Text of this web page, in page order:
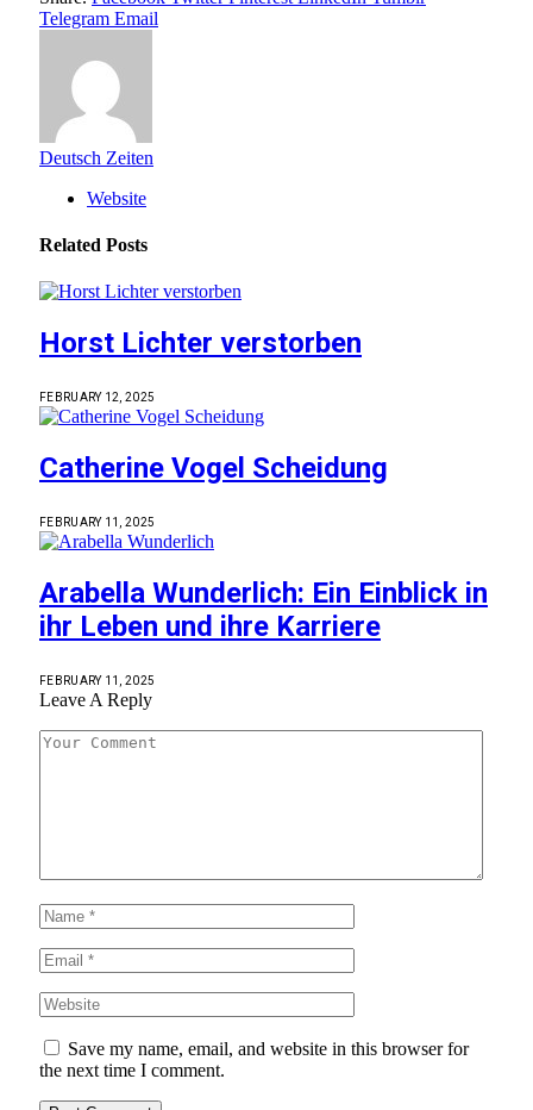
Telegram Email
Deutsch Zeiten
Website
Related Posts
Horst Lichter verstorben
FEBRUARY 12, 2025
Catherine Vogel Scheidung
FEBRUARY 11, 2025
Arabella Wunderlich: Ein Einblick in
ihr Leben und ihre Karriere
FEBRUARY 11, 2025
Leave A Reply
Save my name, email, and website in this browser for
the next time I comment.